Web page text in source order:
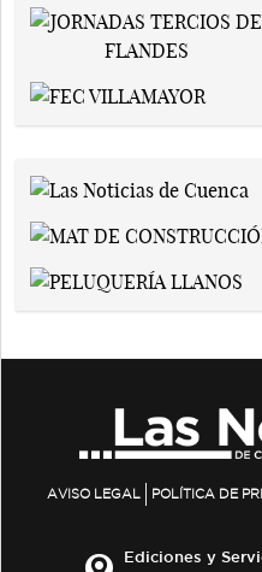
AVISO LEGAL POLÍTICA DE
Ediciones y